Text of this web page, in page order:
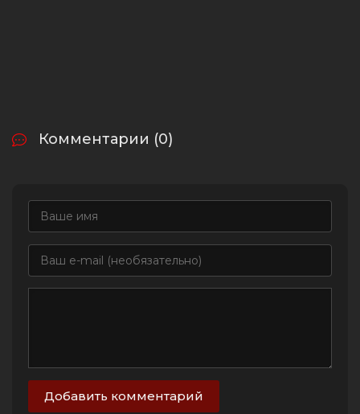
Комментарии (0)
Добавить комментарий